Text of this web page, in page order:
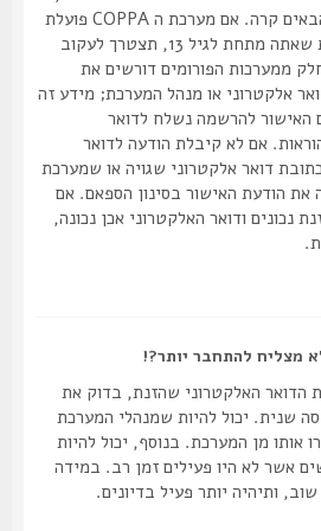
אז כנראה ואת מהדברים הבאים קרה. אם מערכת ה COPPA פועלת
במערכת ובהרשמה סימנת שאתה מתחת לגיל 13, תצטרך לעקוב
הפורומים דורשים את
או מנהל המערכת; מידע זה
להרשמה נשלח לדואר
אם לא קיבלת הודעה לדואר
דואר אלקטרוני שגויה או שמערכת
האישור בסינון הספאם. אם
ודואר האלקטרוני אכן נכונה,
להתחבר יותר?!
האלקטרוני שהזנת, בדוק את
יכול להיות שמנהלי המערכת
מן המערכת. בנוסף, יכול להיות
לא היו פעילים זמן רב. במידה
יותר פעיל בדיונים.